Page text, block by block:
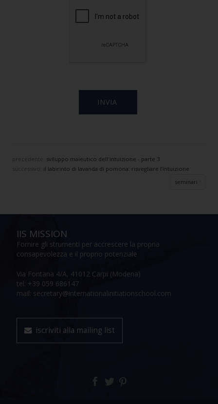
precedente: sviluppo maieutico dell'intuizione - parte 3
il labirinto di lavanda di pomona: risvegliare l’intuizione
seminari
IIS MISSION
Fornire gli strumenti per accrescere la propria
consapevolezza e il proprio potenziale
Via Fontana 4/A, 41012 Carpi (Modena)
tel: +39 059 686147
mail: secretary@internationalinitiationschool.com
iscriviti alla mailing list